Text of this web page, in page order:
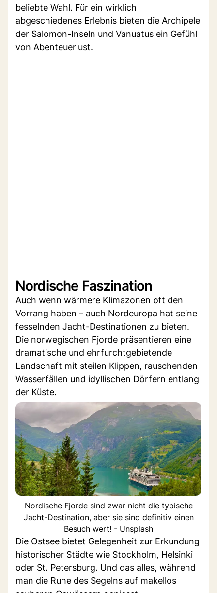
beliebte Wahl. Für ein wirklich
abgeschiedenes Erlebnis bieten die Archipele
der Salomon-Inseln und Vanuatus ein Gefühl
von Abenteuerlust.
Nordische Faszination
Auch wenn wärmere Klimazonen oft den
Vorrang haben – auch Nordeuropa hat seine
fesselnden Jacht-Destinationen zu bieten.
Die norwegischen Fjorde präsentieren eine
dramatische und ehrfurchtgebietende
Landschaft mit steilen Klippen, rauschenden
Wasserfällen und idyllischen Dörfern entlang
der Küste.
Nordische Fjorde sind zwar nicht die typische
Jacht-Destination, aber sie sind definitiv einen
Besuch wert! - Unsplash
Die Ostsee bietet Gelegenheit zur Erkundung
historischer Städte wie Stockholm, Helsinki
oder St. Petersburg. Und das alles, während
man die Ruhe des Segelns auf makellos